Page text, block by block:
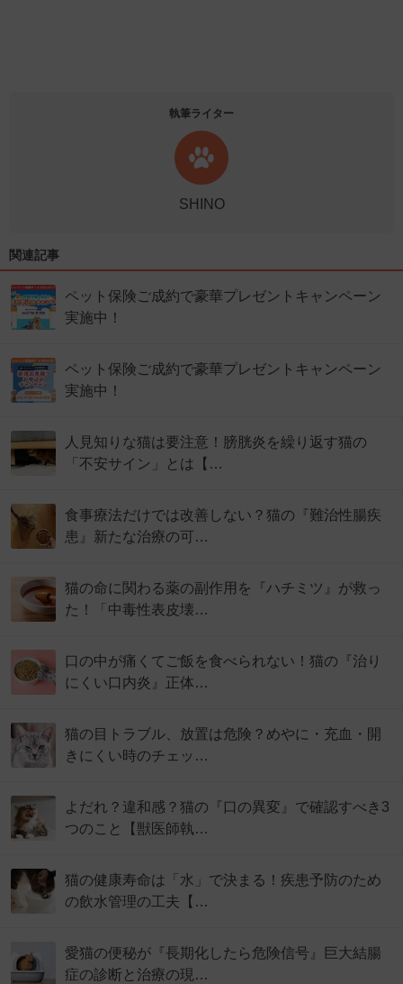
執筆ライター
SHINO
関連記事
ペット保険ご成約で豪華プレゼントキャンペーン
実施中！
ペット保険ご成約で豪華プレゼントキャンペーン
実施中！
人見知りな猫は要注意！膀胱炎を繰り返す猫の
「不安サイン」とは【…
食事療法だけでは改善しない？猫の『難治性腸疾
患』新たな治療の可…
猫の命に関わる薬の副作用を『ハチミツ』が救っ
た！「中毒性表皮壊…
口の中が痛くてご飯を食べられない！猫の『治り
にくい口内炎』正体…
猫の目トラブル、放置は危険？めやに・充血・開
きにくい時のチェッ…
よだれ？違和感？猫の『口の異変』で確認すべき3
つのこと【獣医師執…
猫の健康寿命は「水」で決まる！疾患予防のため
の飲水管理の工夫【…
愛猫の便秘が『長期化したら危険信号』巨大結腸
症の診断と治療の現…